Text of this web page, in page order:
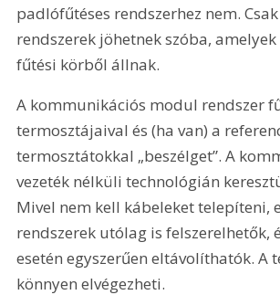
padlófűtéses rendszerhez nem.
rendszerek jöhetnek szóba,
fűtési körből állnak.
A kommunikációs modul rendszer
termosztájaival és (ha van) a
termosztátokkal „beszélget”. A
vezeték nélküli technológián
Mivel nem kell kábeleket telepíteni,
rendszerek utólag is felszerelhetők,
esetén egyszerűen eltávolíthatók. A
könnyen elvégezheti.